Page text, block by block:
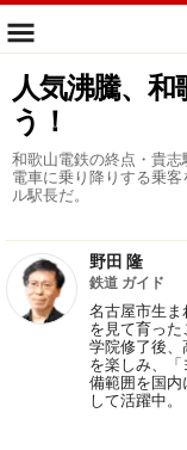
人気沸騰、
う！
和歌山電鉄の終点・貴
電車に乗り降りする乗
ル駅長だ。
野田 隆
鉄道 ガイド
名古屋市生ま
を見て育っ
学院修了後、
を楽しみ、
備範囲を国内
して活躍中。